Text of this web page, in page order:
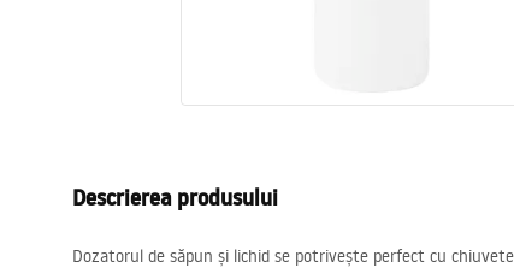
Descrierea produsului
Dozatorul de săpun și lichid se potrivește perfect cu